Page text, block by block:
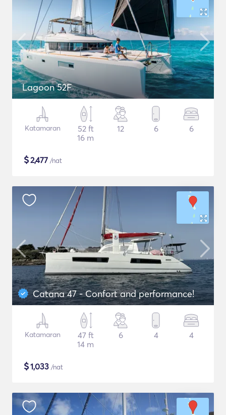
Lagoon 52F
Katamaran
52 ft
16 m
12 6 6
$2,477 /nat
Catana 47 - Confort and performance!
Katamaran
47 ft
14 m
6 4 4
$1,033 /nat